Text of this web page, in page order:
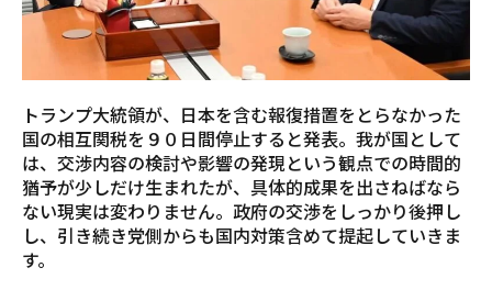
トランプ大統領が、日本を含む報復措置をとらなかった
国の相互関税を９０日間停止すると発表。我が国として
は、交渉内容の検討や影響の発現という観点での時間的
猶予が少しだけ生まれたが、具体的成果を出さねばなら
ない現実は変わりません。政府の交渉をしっかり後押し
し、引き続き党側からも国内対策含めて提起していきま
す。